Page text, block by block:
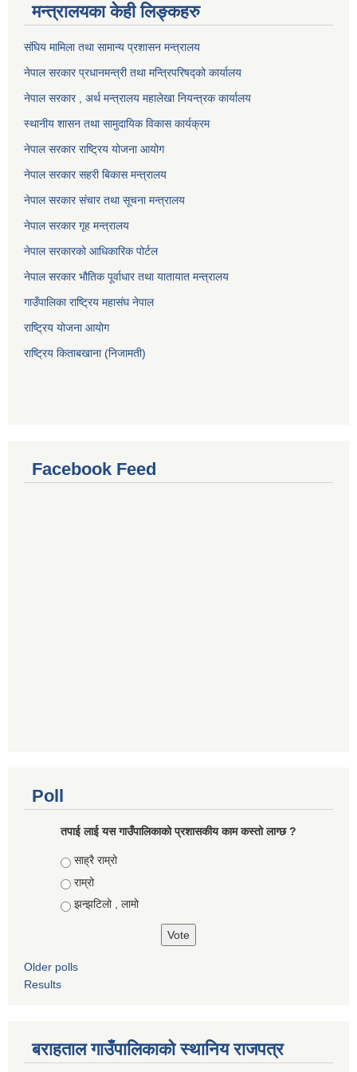
मन्त्रालयका केही लिङ्कहरु
संघिय मामिला तथा सामान्य प्रशासन मन्त्रालय
नेपाल सरकार प्रधानमन्त्री तथा मन्त्रिपरिषद्को कार्यालय
नेपाल सरकार , अर्थ मन्त्रालय महालेखा नियन्त्रक कार्यालय
स्थानीय शासन तथा सामुदायिक विकास कार्यक्रम
नेपाल सरकार राष्ट्रिय योजना आयोग
नेपाल सरकार सहरी बिकास मन्त्रालय
नेपाल सरकार संचार तथा सूचना मन्त्रालय
नेपाल सरकार गृह मन्त्रालय
नेपाल सरकारको आधिकारिक पोर्टल
नेपाल सरकार भौतिक पूर्वाधार तथा यातायात मन्त्रालय
गाउँपालिका राष्ट्रिय महासंघ नेपाल
राष्ट्रिय योजना आयोग
राष्ट्रिय किताबखाना (निजामती)
Facebook Feed
Poll
तपाई लाई यस गाउँपालिकाको प्रशासकीय काम कस्तो लाग्छ ?
Choices
साह्रै राम्रो
राम्रो
झन्झटिलो , लामो
Older polls
Results
बराहताल गाउँपालिकाको स्थानिय राजपत्र